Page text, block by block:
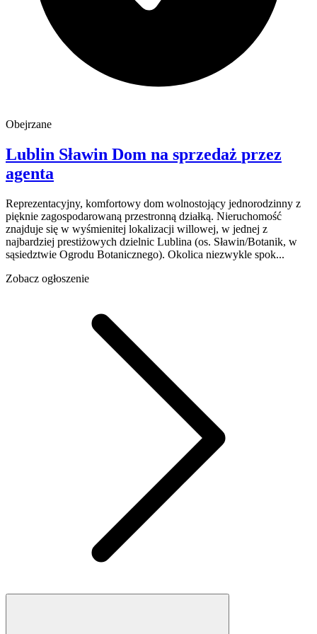
Obejrzane
Lublin Sławin Dom na sprzedaż przez
agenta
Reprezentacyjny, komfortowy dom wolnostojący jednorodzinny z
pięknie zagospodarowaną przestronną działką. Nieruchomość
znajduje się w wyśmienitej lokalizacji willowej, w jednej z
najbardziej prestiżowych dzielnic Lublina (os. Sławin/Botanik, w
sąsiedztwie Ogrodu Botanicznego). Okolica niezwykle spok...
Zobacz ogłoszenie